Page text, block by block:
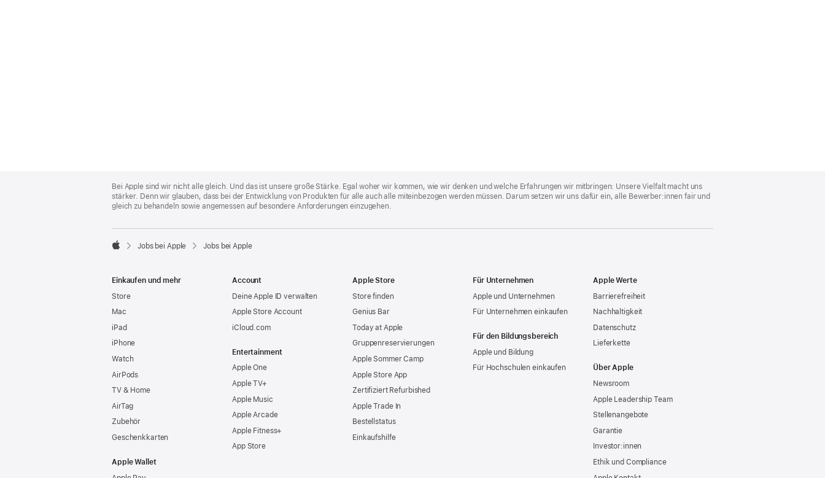
Footer
Bei Apple sind wir nicht alle gleich. Und das ist unsere große Stärke. Egal woher wir kommen, wie wir denken und welche Erfahrungen wir mitbringen: Unsere Vielfalt macht uns
stärker. Denn wir glauben, dass bei der Entwicklung von Produkten für alle auch alle miteinbezogen werden müssen. Darum setzen wir uns dafür ein, alle Bewerber:innen fair und
gleich zu behandeln sowie angemessen auf besondere Anforderungen einzugehen.

Jobs bei Apple Jobs bei Apple
Einkaufen und mehr
Store
Mac
iPad
iPhone
Watch
AirPods
TV & Home
AirTag
Zubehör
Geschenkkarten
Apple Wallet
Account
Deine Apple ID verwalten
Apple Store Account
iCloud.com
Entertainment
Apple One
Apple TV+
Apple Music
Apple Arcade
Apple Fitness+
App Store
Apple Store
Store finden
Genius Bar
Today at Apple
Gruppen­reservierungen
Apple Sommer Camp
Apple Store App
Zertifiziert Refurbished
Apple Trade In
Bestellstatus
Einkaufshilfe
Für Unternehmen
Apple und Unternehmen
Für Unternehmen einkaufen
Für den Bildungsbereich
Apple und Bildung
Für Hochschulen einkaufen
Apple Werte
Barrierefreiheit
Nachhaltigkeit
Datenschutz
Lieferkette
Über Apple
Newsroom
Apple Leadership Team
Stellenangebote
Garantie
Investor:innen
Ethik und Compliance